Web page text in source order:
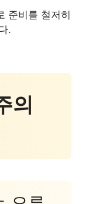
준비를 철저히
.
의